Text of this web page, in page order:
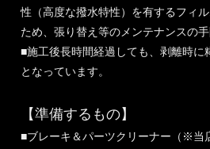
性（高度な撥水特性）を有するフィ
ため、張り替え等のメンテナンスの手
■施工後長時間経過しても、剥離時に
となっています。
【準備するもの】
■ブレーキ＆パーツクリーナー（※当